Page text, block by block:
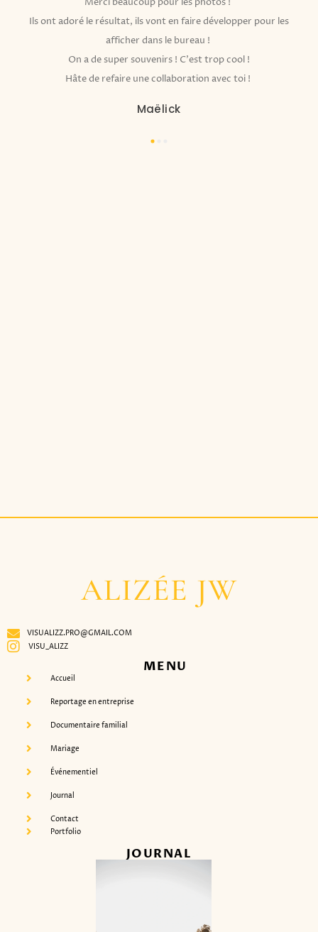
Maëlick
Ils ont adoré le résultat, ils vont en faire développer pour les
afficher dans le bureau !
On a de super souvenirs ! C'est trop cool !
Hâte de refaire une collaboration avec toi !
ALIZÉE JW
VISUALIZZ.PRO@GMAIL.COM
VISU_ALIZZ
MENU
Accueil
Reportage en entreprise
Documentaire familial
Mariage
Événementiel
Journal
Contact
Portfolio
JOURNAL